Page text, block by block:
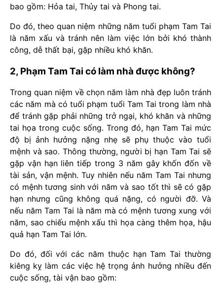
bao gồm: Hỏa tai, Thủy tai và Phong tai.
Do đó, theo quan niệm những năm tuổi phạm Tam Tai
là năm xấu và tránh nên làm việc lớn bởi khó thành
công, dễ thất bại, gặp nhiều khó khăn.
2, Phạm Tam Tai có làm nhà được không?
Trong quan niệm về chọn năm làm nhà đẹp luôn tránh
các năm mà có tuổi phạm tuổi Tam Tai trong làm nhà
để tránh gặp phải những trở ngại, khó khăn và những
tai họa trong cuộc sống. Trong đó, hạn Tam Tai mức
độ bị ảnh hưởng nặng nhẹ sẽ phụ thuộc vào tuổi
mệnh và sao. Thông thường, người bị hạn Tam Tai sẽ
gặp vận hạn liên tiếp trong 3 năm gây khốn đốn về
tài sản, vận mệnh. Tuy nhiên nếu năm Tam Tai nhưng
có mệnh tương sinh với năm và sao tốt thì sẽ có gặp
hạn nhưng cũng không quá nặng, có người đỡ. Và
nếu năm Tam Tai là năm mà có mệnh tương xung với
năm, sao chiếu mệnh xấu thì họa càng thêm họa, hậu
quả hạn Tam Tai lớn.
Do đó, đối với các năm thuộc hạn Tam Tai thường
kiêng kỵ làm các việc hệ trọng ảnh hưởng nhiều đến
cuộc sống, tài vận bao gồm: